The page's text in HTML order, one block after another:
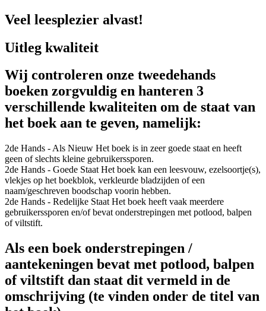
Veel leesplezier alvast!
Uitleg kwaliteit
Wij controleren onze tweedehands
boeken zorgvuldig en hanteren 3
verschillende kwaliteiten om de staat van
het boek aan te geven, namelijk:
2de Hands - Als Nieuw Het boek is in zeer goede staat en heeft
geen of slechts kleine gebruikerssporen.
2de Hands - Goede Staat Het boek kan een leesvouw, ezelsoortje(s),
vlekjes op het boekblok, verkleurde bladzijden of een
naam/geschreven boodschap voorin hebben.
2de Hands - Redelijke Staat Het boek heeft vaak meerdere
gebruikerssporen en/of bevat onderstrepingen met potlood, balpen
of viltstift.
Als een boek onderstrepingen /
aantekeningen bevat met potlood, balpen
of viltstift dan staat dit vermeld in de
omschrijving (te vinden onder de titel van